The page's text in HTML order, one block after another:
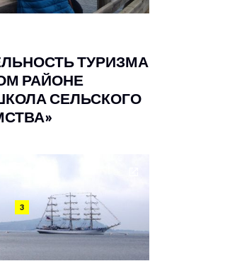
ТУРИЗМА
РАЙОНЕ
СЕЛЬСКОГО
3